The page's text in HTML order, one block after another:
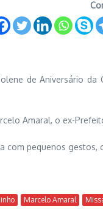
de Aniversário
Amaral, o ex-
com pequenos gestos,
Marcelo Amaral